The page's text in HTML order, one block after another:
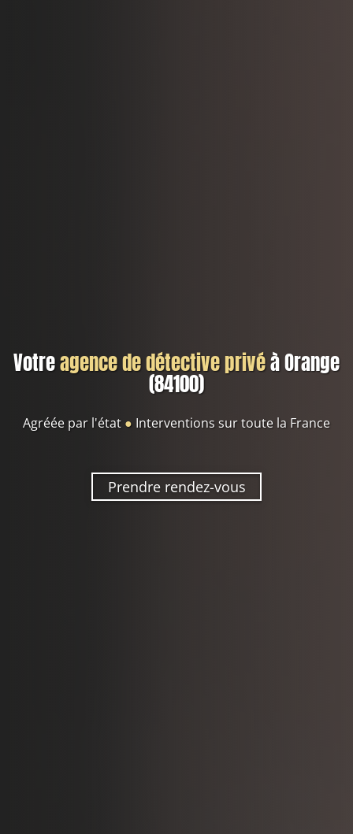
Votreagence de détective privéà Orange
(84100)
Agréée par l'état ● Interventions sur toute la France
Prendre rendez-vous